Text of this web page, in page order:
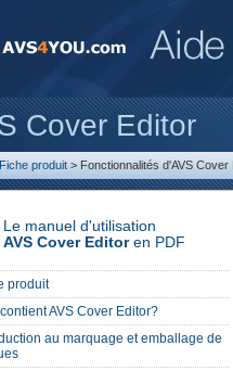
Cover Editor
Fiche produit > Fonctionnalités d'AVS Cover
Le manuel d'utilisation
AVS Cover Editoren PDF
produit
AVS Cover Editor?
au marquage et emballage de